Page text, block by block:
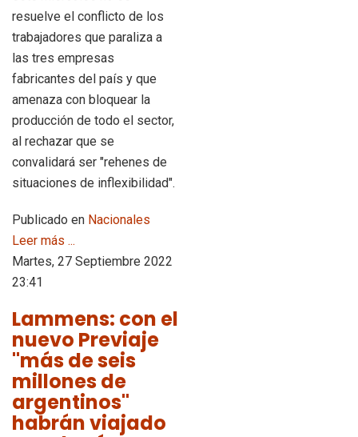
resuelve el conflicto de los
trabajadores que paraliza a
las tres empresas
fabricantes del país y que
amenaza con bloquear la
producción de todo el sector,
al rechazar que se
convalidará ser "rehenes de
situaciones de inflexibilidad".
Publicado en Nacionales
Leer más ...
Martes, 27 Septiembre 2022
23:41
Lammens: con el
nuevo Previaje
"más de seis
millones de
argentinos"
habrán viajado